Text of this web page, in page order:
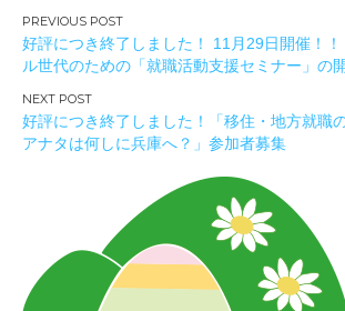
投
稿
ナ
ビ
ゲ
好評につき終了しました！ 11月29日開催！
ル世代のための「就職活動支援セミナー」の
好評につき終了しました！「移住・地方就職
アナタは何しに兵庫へ？」参加者募集